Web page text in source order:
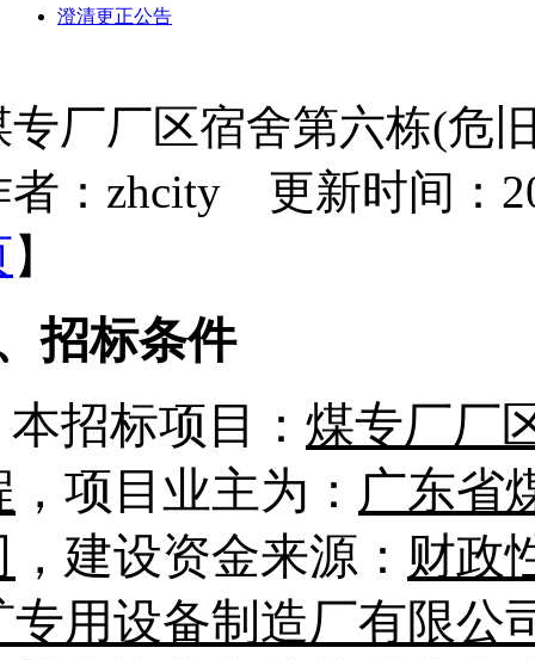
澄清更正公告
专厂厂区宿舍第六栋(危
者：zhcity 更新时间：
】
招标条件
本招标项目： 煤专厂厂
， 项目业主为： 广东省
，建设资金来源： 财政
专用设备制造厂有限公